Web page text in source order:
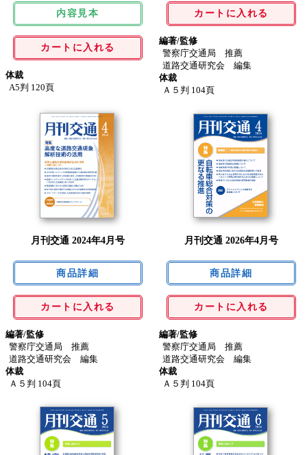
内容見本
カートに入れる
体裁
A5判 120頁
カートに入れる
編著/監修
警察庁交通局 推薦
道路交通研究会 編集
体裁
Ａ５判 104頁
月刊交通 2024年4月号
カートに入れる
編著/監修
警察庁交通局 推薦
道路交通研究会 編集
体裁
Ａ５判 104頁
月刊交通 2026年4月号
カートに入れる
編著/監修
警察庁交通局 推薦
道路交通研究会 編集
体裁
Ａ５判 104頁